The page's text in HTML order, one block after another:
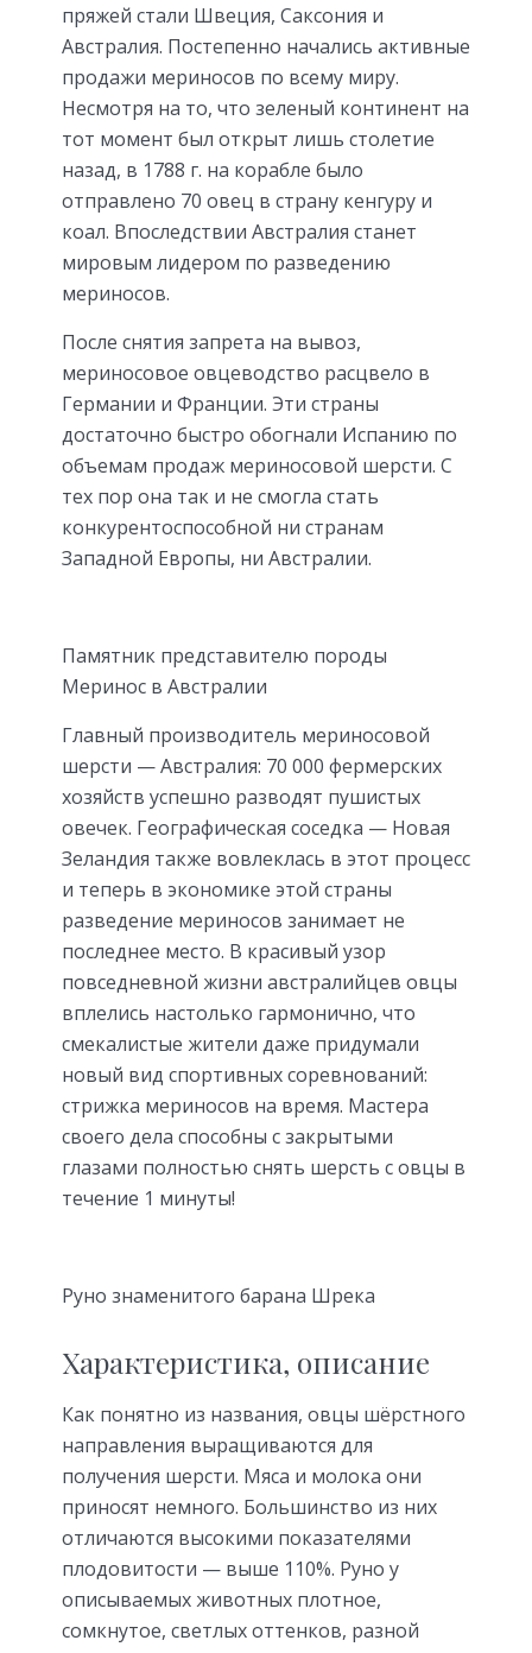
пряжей стали Швеция, Саксония и
Австралия. Постепенно начались активные
продажи мериносов по всему миру.
Несмотря на то, что зеленый континент на
тот момент был открыт лишь столетие
назад, в 1788 г. на корабле было
отправлено 70 овец в страну кенгуру и
коал. Впоследствии Австралия станет
мировым лидером по разведению
мериносов.
После снятия запрета на вывоз,
мериносовое овцеводство расцвело в
Германии и Франции. Эти страны
достаточно быстро обогнали Испанию по
объемам продаж мериносовой шерсти. С
тех пор она так и не смогла стать
конкурентоспособной ни странам
Западной Европы, ни Австралии.
Памятник представителю породы
Меринос в Австралии
Главный производитель мериносовой
шерсти — Австралия: 70 000 фермерских
хозяйств успешно разводят пушистых
овечек. Географическая соседка — Новая
Зеландия также вовлеклась в этот процесс
и теперь в экономике этой страны
разведение мериносов занимает не
последнее место. В красивый узор
повседневной жизни австралийцев овцы
вплелись настолько гармонично, что
смекалистые жители даже придумали
новый вид спортивных соревнований:
стрижка мериносов на время. Мастера
своего дела способны с закрытыми
глазами полностью снять шерсть с овцы в
течение 1 минуты!
Руно знаменитого барана Шрека
Характеристика, описание
Как понятно из названия, овцы шёрстного
направления выращиваются для
получения шерсти. Мяса и молока они
приносят немного. Большинство из них
отличаются высокими показателями
плодовитости — выше 110%. Руно у
описываемых животных плотное,
сомкнутое, светлых оттенков, разной